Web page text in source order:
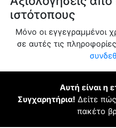
ιστότοπους
Μόνο οι εγγεγραμμένοι
σε αυτές τις
Αυτή είναι η
Συγχαρητήρια! Δείτε
πακέτο